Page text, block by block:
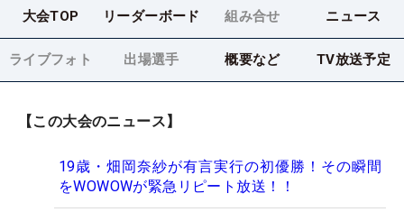
大会TOP リーダーボード 組み合せ ニュース
ライブフォト 出場選手 概要など TV放送予定
【この大会のニュース】
19歳・畑岡奈紗が有言実行の初優勝！その瞬間
をWOWOWが緊急リピート放送！！